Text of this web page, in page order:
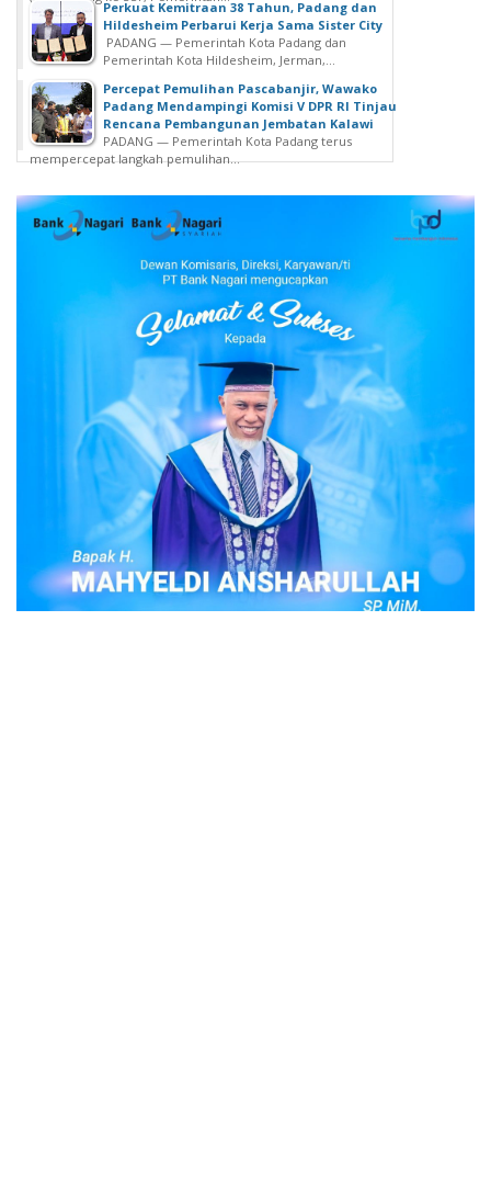
Perkuat Kemitraan 38 Tahun, Padang dan
Hildesheim Perbarui Kerja Sama Sister City
PADANG — Pemerintah Kota Padang dan
Pemerintah Kota Hildesheim, Jerman,...
Percepat Pemulihan Pascabanjir, Wawako
Padang Mendampingi Komisi V DPR RI Tinjau
Rencana Pembangunan Jembatan Kalawi
PADANG — Pemerintah Kota Padang terus
mempercepat langkah pemulihan...